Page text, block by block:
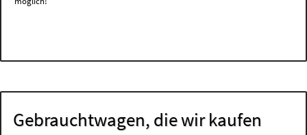
Gebrauchtwagen, die wir kaufen